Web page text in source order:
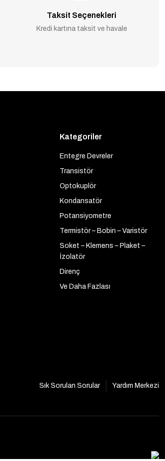
Taksit Seçenekleri
Kredi kartına taksit ve havale
Kategoriler
Entegre Devreler
Transistör
Optokuplör
Kondansatör
Potansiyometre
Termistör – Bobin – Varistör
Soket – Klemens – Plaket –
İzolatör
Direnç
Ve Daha Fazlası
Sık Sorulan Sorular
Yardım Merkezi